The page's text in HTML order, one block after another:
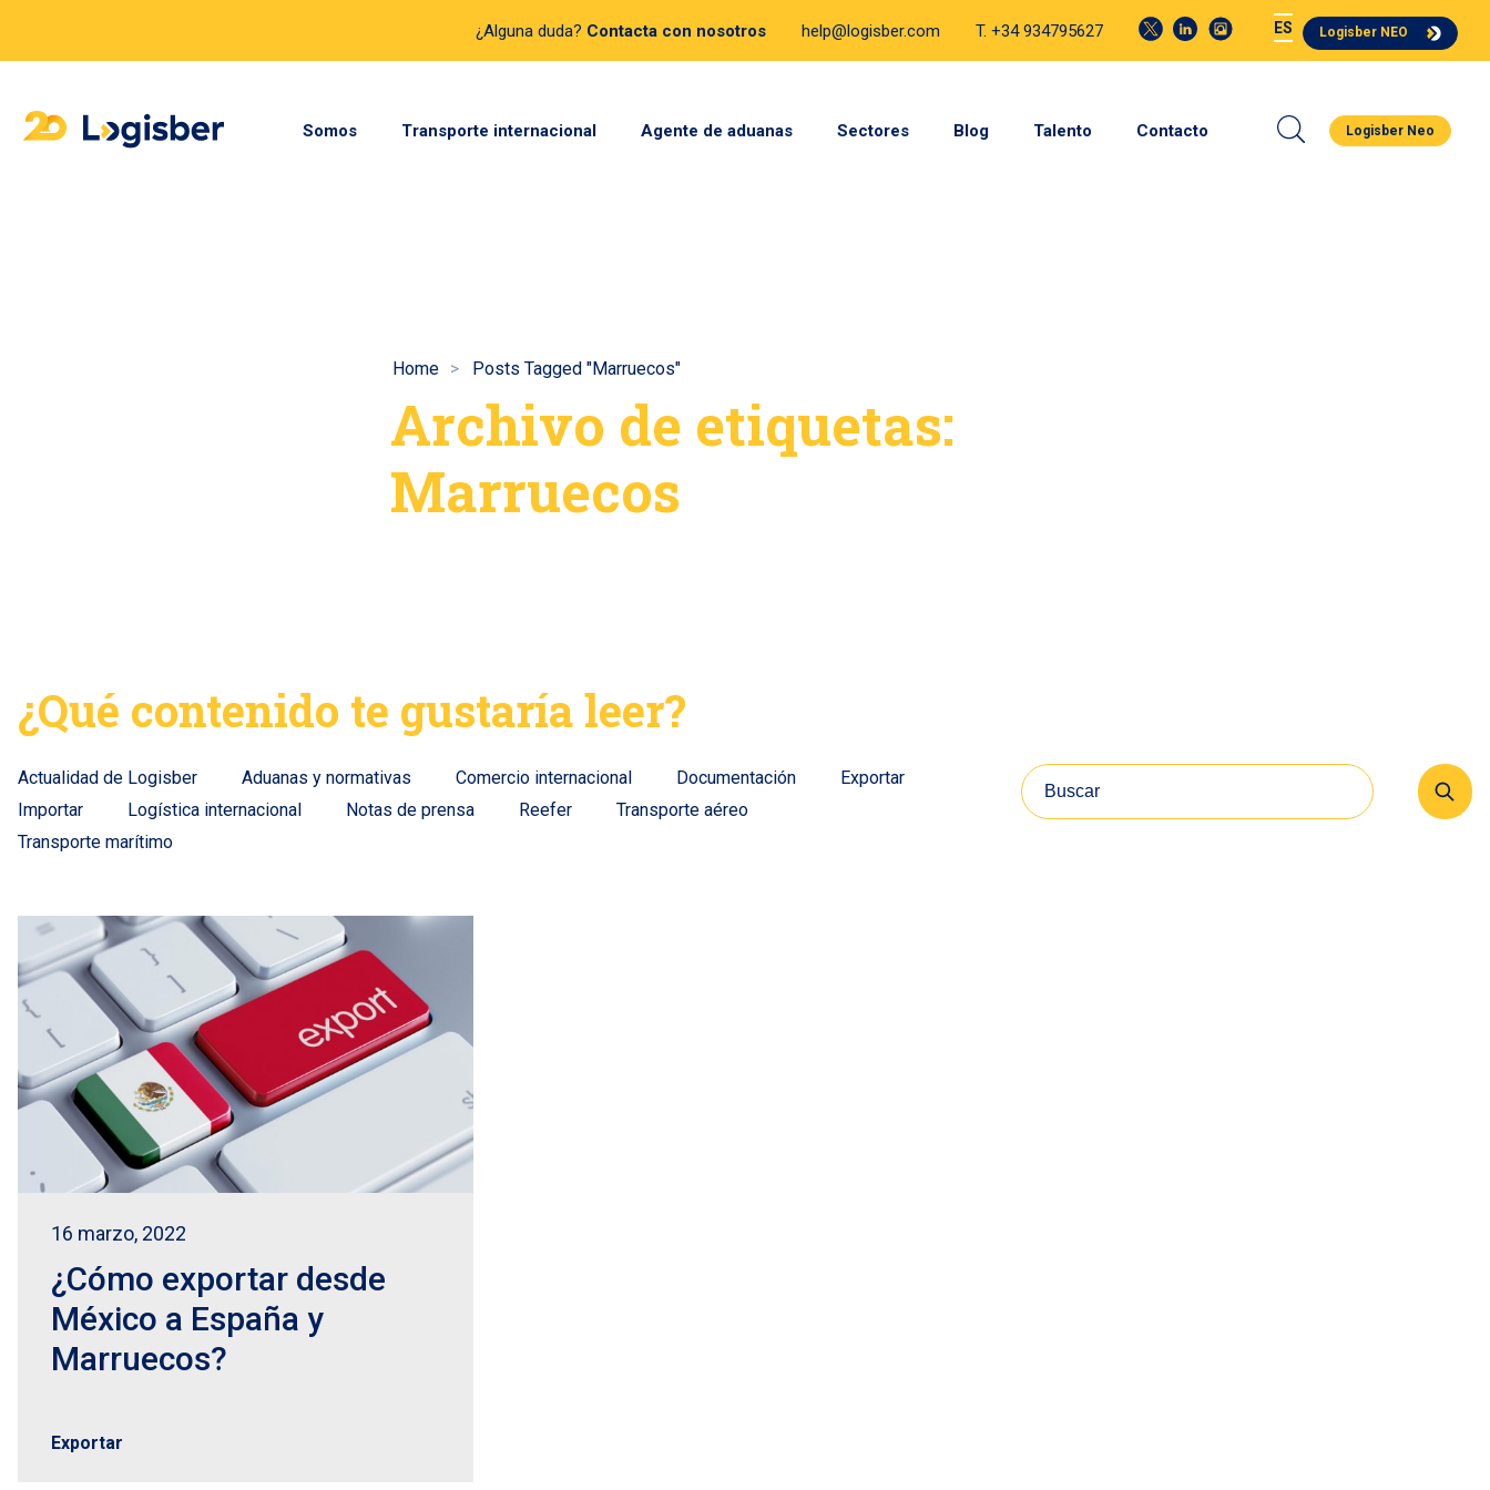
¿Alguna duda? Contacta con nosotros help@logisber.com T. +34 934795627 ES Logisber NEO
Somos Transporte internacional Agente de aduanas Sectores Blog Talento Contacto Logisber Neo
Home Posts Tagged "Marruecos"
Archivo de etiquetas:
Marruecos
¿Qué contenido te gustaría leer?
Actualidad de Logisber Aduanas y normativas Comercio internacional Documentación
Exportar
Importar
Logística internacional Notas de prensa Reefer
Transporte aéreo
Transporte marítimo
16 marzo, 2022
¿Cómo exportar desde
México a España y
Marruecos?
Exportar